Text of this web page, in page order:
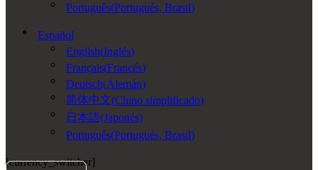
Português(Portugués, Brasil)
Español
English(Inglés)
Français(Francés)
Deutsch(Alemán)
简体中文(Chino simplificado)
日本語(Japonés)
Português(Portugués, Brasil)
[currency_switcher]